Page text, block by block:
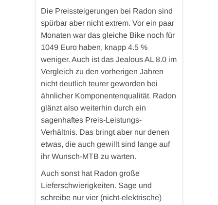
Die Preissteigerungen bei Radon sind
spürbar aber nicht extrem. Vor ein paar
Monaten war das gleiche Bike noch für
1049 Euro haben, knapp 4.5 %
weniger. Auch ist das Jealous AL 8.0 im
Vergleich zu den vorherigen Jahren
nicht deutlich teurer geworden bei
ähnlicher Komponentenqualität. Radon
glänzt also weiterhin durch ein
sagenhaftes Preis-Leistungs-
Verhältnis. Das bringt aber nur denen
etwas, die auch gewillt sind lange auf
ihr Wunsch-MTB zu warten.
Auch sonst hat Radon große
Lieferschwierigkeiten. Sage und
schreibe nur vier (nicht-elektrische)